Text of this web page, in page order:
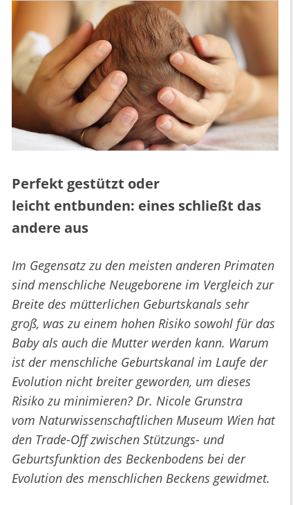
Perfekt gestützt oder
leicht entbunden: eines schließt das
andere aus
Im Gegensatz zu den meisten anderen Primaten
sind menschliche Neugeborene im Vergleich zur
Breite des mütterlichen Geburtskanals sehr
groß, was zu einem hohen Risiko sowohl für das
Baby als auch die Mutter werden kann. Warum
ist der menschliche Geburtskanal im Laufe der
Evolution nicht breiter geworden, um dieses
Risiko zu minimieren? Dr. Nicole Grunstra
vom Naturwissenschaftlichen Museum Wien hat
den Trade-Off zwischen Stützungs- und
Geburtsfunktion des Beckenbodens bei der
Evolution des menschlichen Beckens gewidmet.